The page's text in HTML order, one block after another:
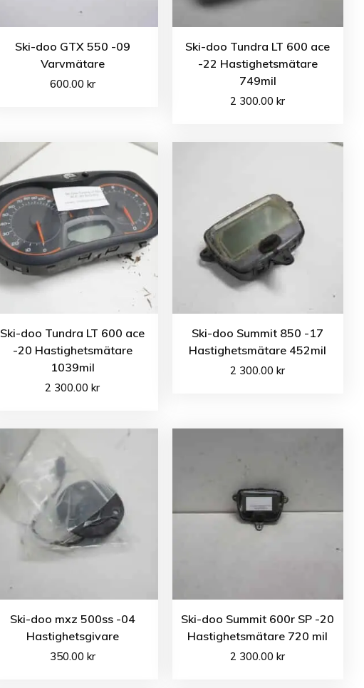
Ski-doo GTX 550 -09
Varvmätare
600.00 kr
Ski-doo Tundra LT 600 ace
-22 Hastighetsmätare
749mil
2 300.00kr
Ski-doo Tundra LT 600 ace
-20 Hastighetsmätare
1039mil
2 300.00kr
Ski-doo Summit 850 -17
Hastighetsmätare 452mil
2 300.00kr
Ski-doo mxz 500ss -04
Hastighetsgivare
350.00 kr
Ski-doo Summit 600r SP -20
Hastighetsmätare 720 mil
2 300.00kr